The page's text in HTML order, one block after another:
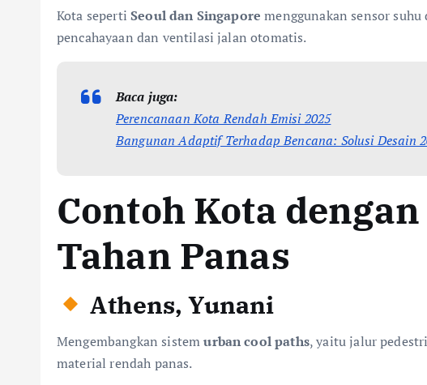
Kota sepertiSeoul dan Singapore menggunakan sensor
pencahayaan dan ventilasi jalan otomatis.
Baca juga:
Perencanaan Kota Rendah Emisi 2025
Bangunan Adaptif Terhadap Bencana: Solusi Desain
Contoh Kota
Tahan Panas
Athens, Yunani
Mengembangkan sistemurban cool paths, yaitu jalur
material rendah panas.